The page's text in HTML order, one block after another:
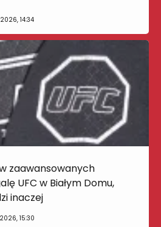
14:34
zaawansowanych
UFC w Białym Domu,
inaczej
15:30